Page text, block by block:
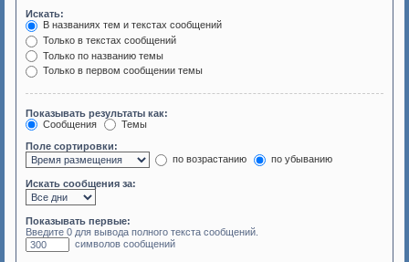
Искать:
В названиях тем и текстах сообщений
Только в текстах сообщений
Только по названию темы
Только в первом сообщении темы
Показывать результаты как:
Сообщения
Темы
Поле сортировки:
по возрастанию
по убыванию
Искать сообщения за:
Показывать первые:
Введите 0 для вывода полного текста сообщений.
символов сообщений